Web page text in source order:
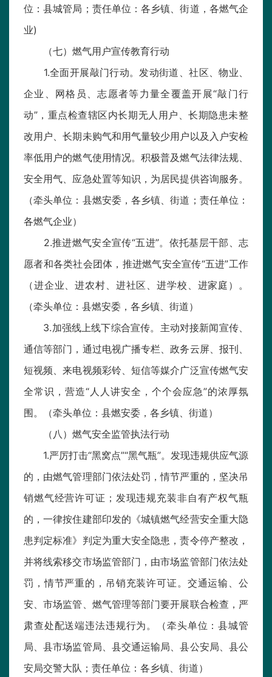
位：县城管局；责任单位：各乡镇、街道，各燃气企
业)
（七）燃气用户宣传教育行动
1.全面开展敲门行动。发动街道、社区、物业、
企业、网格员、志愿者等力量全覆盖开展“敲门行
动”，重点检查辖区内长期无人用户、长期隐患未整
改用户、长期未购气和用气量较少用户以及入户安检
率低用户的燃气使用情况。积极普及燃气法律法规、
安全用气、应急处置等知识，为居民提供咨询服务。
（牵头单位：县燃安委，各乡镇、街道；责任单位：
各燃气企业）
2.推进燃气安全宣传“五进”。依托基层干部、志
愿者和各类社会团体，推进燃气安全宣传“五进”工作
（进企业、进农村、进社区、进学校、进家庭）。
（牵头单位：县燃安委，各乡镇、街道）
3.加强线上线下综合宣传。主动对接新闻宣传、
通信等部门，通过电视广播专栏、政务云屏、报刊、
短视频、来电视频彩铃、短信等媒介广泛宣传燃气安
全常识，营造“人人讲安全，个个会应急”的浓厚氛
围。（牵头单位：县燃安委，各乡镇、街道）
（八）燃气安全监管执法行动
1.严厉打击“黑窝点”“黑气瓶”。发现违规供应气源
的，由燃气管理部门依法处罚，情节严重的，坚决吊
销燃气经营许可证；发现违规充装非自有产权气瓶
的，一律按住建部印发的《城镇燃气经营安全重大隐
患判定标准》判定为重大安全隐患，责令停产整改，
并将线索移交市场监管部门，由市场监管部门依法处
罚，情节严重的，吊销充装许可证。交通运输、公
安、市场监管、燃气管理等部门要开展联合检查，严
肃查处配送端违法违规行为。（牵头单位：县城管
局、县市场监管局、县交通运输局、县公安局、县公
安局交警大队；责任单位：各乡镇、街道）